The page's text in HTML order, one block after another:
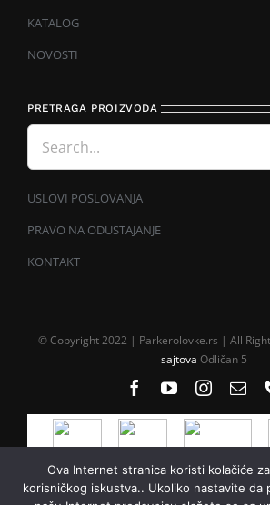
KATALOG
NOVOSTI
PRETRAGA PROIZVODA
USLOVI POSLOVANJA
PRAVO NA ODUSTAJANJE
KONTAKT
© Copyright 2022 | Parkerolovke.rs | All
sajtova Odličan 5
Ova Internet stranica koristi kolačiće
korisničkog iskustva.. Ukoliko nastavite da